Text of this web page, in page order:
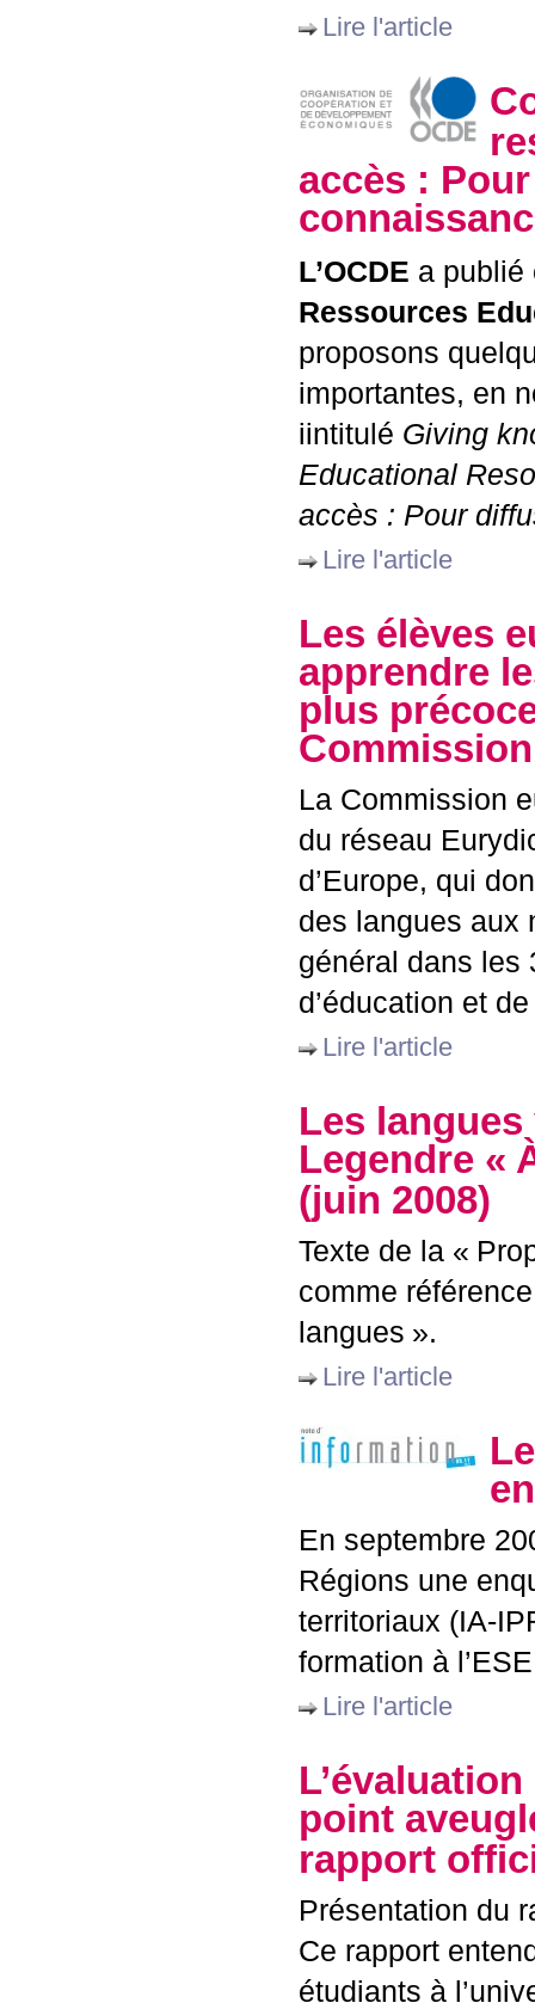
Lire l'article
accès :
L’OCDE a publié
Ressources
proposons
importantes, en
iintitulé Giving
Educational
accès : Pour
Lire l'article
Les élèves
apprendre
plus
La Commission
du réseau
d’Europe, qui
des langues aux
général dans les
d’éducation et
Lire l'article
Les
Legendre «
(juin 2008)
Texte de la «
comme
langues ».
Lire l'article
En septembre
Régions une
territoriaux (IA-
formation à l’
Lire l'article
point
rapport
Présentation du
Ce rapport
étudiants à